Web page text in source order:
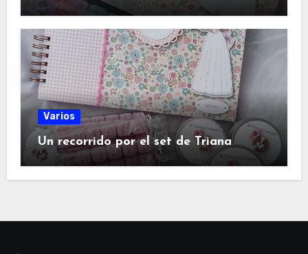
Varios
Un recorrido por el set de Triana